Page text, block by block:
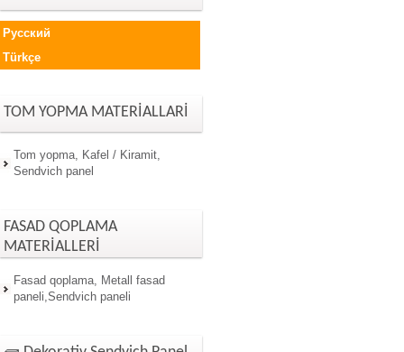
Русский
Türkçe
TOM YOPMA MATERİALLARİ
Tom yopma, Kafel / Kiramit,
Sendvich panel
FASAD QOPLAMA
MATERİALLERİ
Fasad qoplama, Metall fasad
paneli,Sendvich paneli